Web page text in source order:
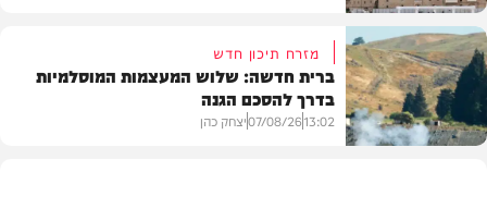
מזג האוויר
מזרח תיכון חדש
ברית חדשה: שלוש המעצמות המוסלמיות
בדרך להסכם הגנה
13:02
07/08/26יצחק כהן